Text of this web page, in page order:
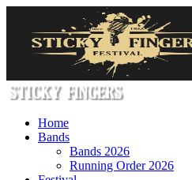
Home
Bands
Bands 2026
Running Order 2026